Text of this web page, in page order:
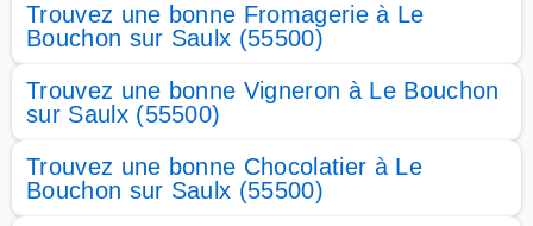
Trouvez une bonne Fromagerie à Le
Bouchon sur Saulx (55500)
Trouvez une bonne Vigneron à Le Bouchon
sur Saulx (55500)
Trouvez une bonne Chocolatier à Le
Bouchon sur Saulx (55500)